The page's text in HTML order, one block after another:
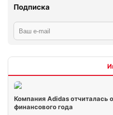
Подписка
Компания Adidas отчиталась
финансового года